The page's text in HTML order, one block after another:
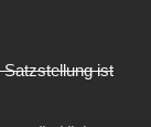
Geschlossen ist